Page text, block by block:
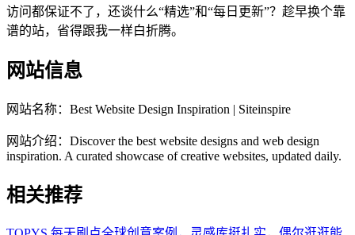
访问都保证不了，还谈什么“精选”和“每日更新”？趁早换个靠
谱的站，省得跟我一样白折腾。
网站信息
网站名称： Best Website Design Inspiration | Siteinspire
网站介绍： Discover the best website designs and web design
inspiration. A curated showcase of creative websites, updated daily.
相关推荐